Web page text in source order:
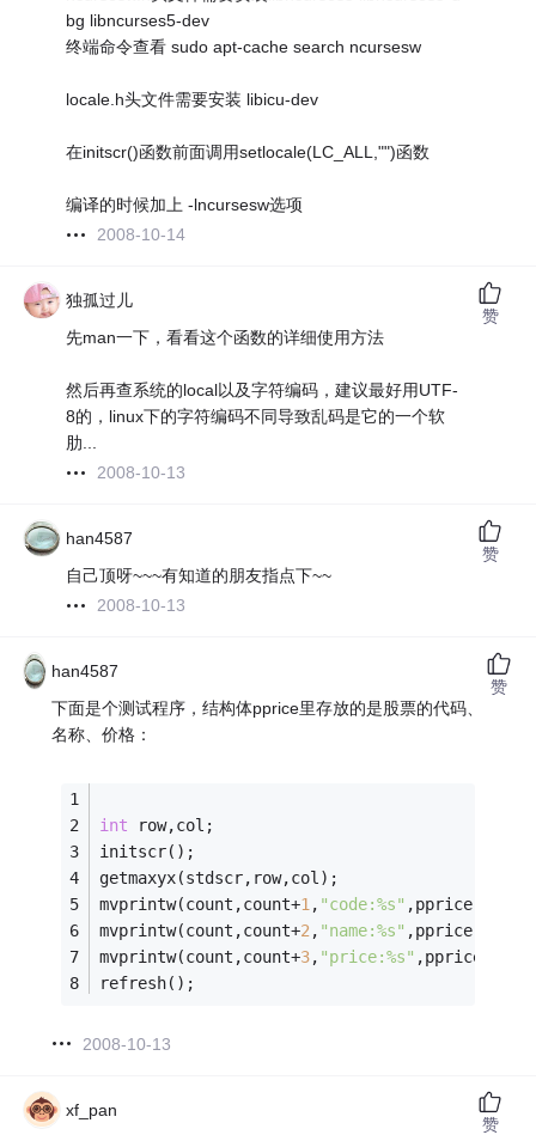
bg libncurses5-dev
终端命令查看 sudo apt-cache search ncursesw
locale.h头文件需要安装 libicu-dev
在initscr()函数前面调用setlocale(LC_ALL,"")函数
编译的时候加上 -lncursesw选项
2008-10-14
独孤过儿
先man一下，看看这个函数的详细使用方法
然后再查系统的local以及字符编码，建议最好用UTF-
8的，linux下的字符编码不同导致乱码是它的一个软
肋...
2008-10-13
赞
han4587
自己顶呀~~~有知道的朋友指点下~~
2008-10-13
赞
han4587
下面是个测试程序，结构体pprice里存放的是股票的代码、
名称、价格：
int row,col;
initscr();
getmaxyx(stdscr,row,col);
mvprintw(count,count+1, "code:%s" ,pprice-
mvprintw(count,count+2, "name:%s" ,pprice-
mvprintw(count,count+3, "price:%s" ,pprice-
refresh();
2008-10-13
赞
xf_pan
赞